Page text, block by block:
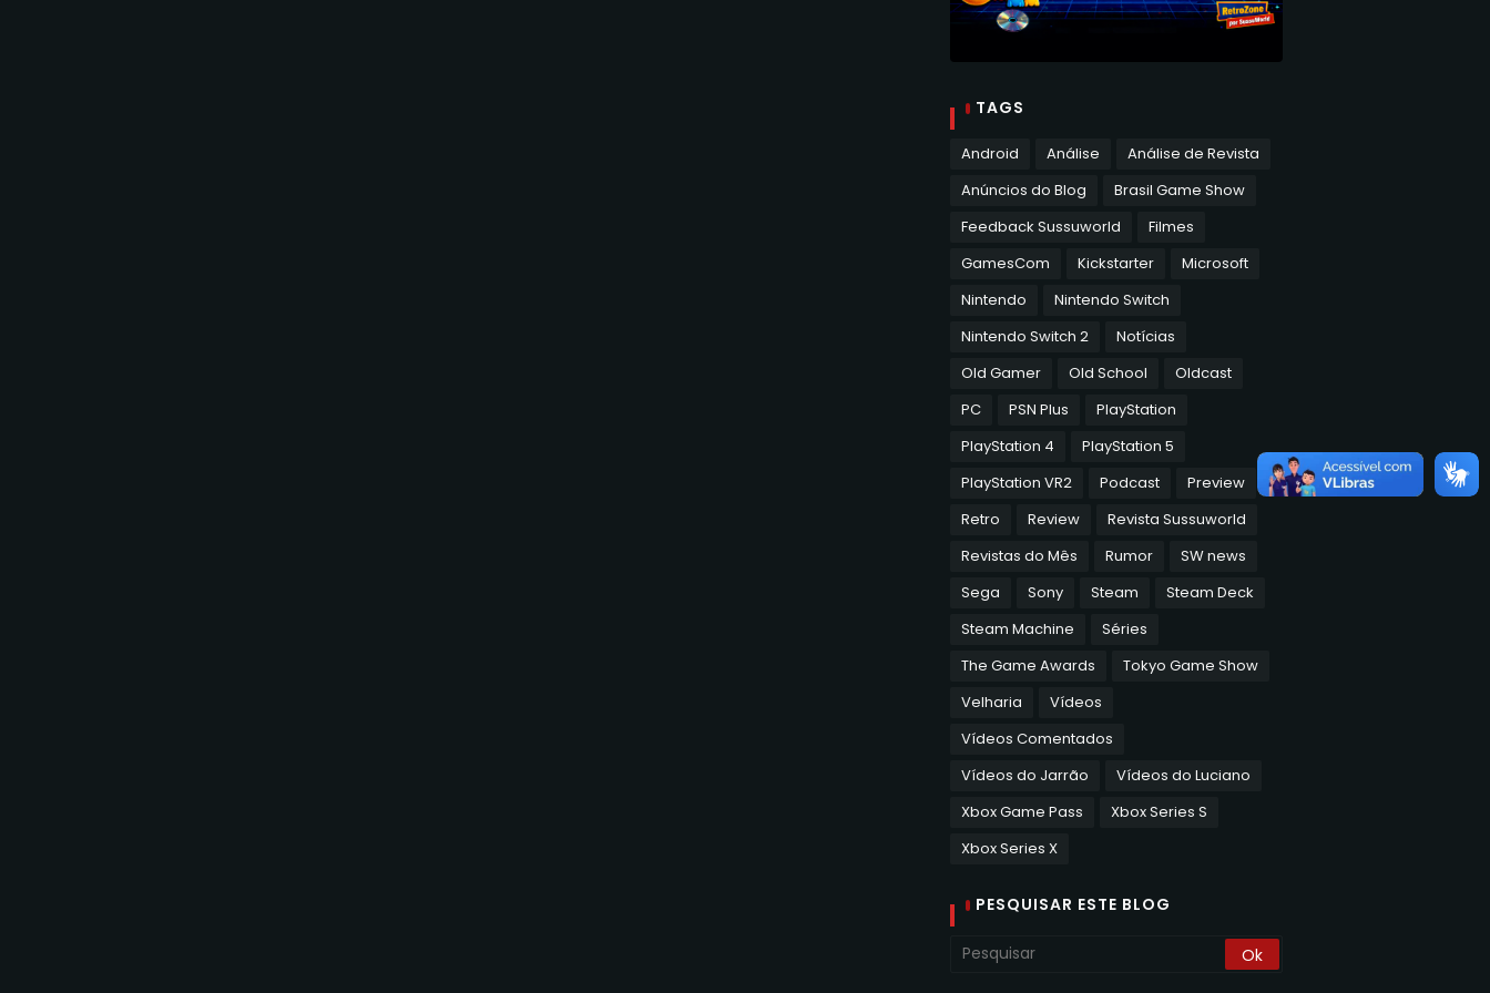
TAGS
Android Análise
Análise de Revista
Anúncios do Blog
Brasil Game Show
Feedback Sussuworld
Filmes
GamesCom
Kickstarter
Microsoft
Nintendo
Nintendo Switch
Nintendo Switch 2
Notícias
Old Gamer
Old School
Oldcast
PC
PSN Plus
PlayStation
PlayStation 4
PlayStation 5
PlayStation VR2
Podcast
Preview
Retro
Review
Revista Sussuworld
Revistas do Mês
Rumor
SW news
Sega
Sony Steam
Steam Deck
Steam Machine
Séries
The Game Awards
Tokyo Game Show
Velharia
Vídeos
Vídeos Comentados
Vídeos do Jarrão
Vídeos do Luciano
Xbox Game Pass
Xbox Series S
Xbox Series X
PESQUISAR ESTE BLOG